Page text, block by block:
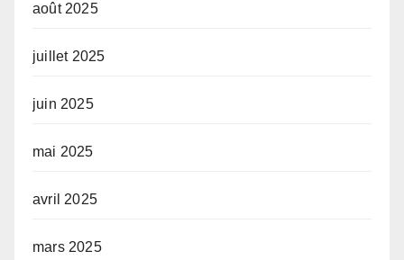
août 2025
juillet 2025
juin 2025
mai 2025
avril 2025
mars 2025